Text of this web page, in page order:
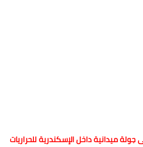
جولة ميدانية داخل الإسكندرية للحراريات